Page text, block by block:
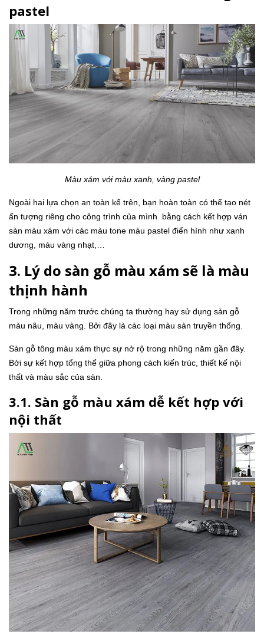
pastel
Màu xám với màu xanh, vàng pastel
Ngoài hai lựa chọn an toàn kể trên, bạn hoàn toàn có thể tạo nét
ấn tượng riêng cho công trình của mình bằng cách kết hợp ván
sàn màu xám với các màu tone màu pastel điển hình như xanh
dương, màu vàng nhạt,…
3. Lý do sàn gỗ màu xám sẽ là màu
thịnh hành
Trong những năm trước chúng ta thường hay sử dụng sàn gỗ
màu nâu, màu vàng. Bởi đây là các loại màu sàn truyền thống.
Sàn gỗ tông màu xám thực sự nở rộ trong những năm gần đây.
Bởi sự kết hợp tổng thể giữa phong cách kiến trúc, thiết kế nội
thất và màu sắc của sàn.
3.1. Sàn gỗ màu xám dễ kết hợp với
nội thất